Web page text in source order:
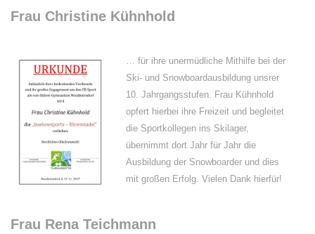
Frau Christine Kühnhold
… für ihre unermüdliche Mithilfe bei der
Ski- und Snowboardausbildung unsrer
10. Jahrgangsstufen. Frau Kühnhold
opfert hierbei ihre Freizeit und begleitet
die Sportkollegen ins Skilager,
übernimmt dort Jahr für Jahr die
Ausbildung der Snowboarder und dies
mit großen Erfolg. Vielen Dank hierfür!
Frau Rena Teichmann